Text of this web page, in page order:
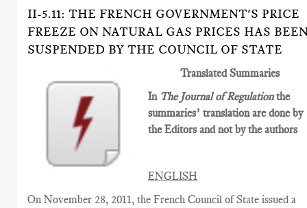
II-5.11: THE FRENCH GOVERNMENT'S PRICE
FREEZE ON NATURAL GAS PRICES HAS
SUSPENDED BY THE COUNCIL OF STATE
Translated Summaries
In The Journal of Regulationthe
summaries’ translation are done by
the Editors and not by the authors
ENGLISH
On November 28, 2011, the French Council of State issued a